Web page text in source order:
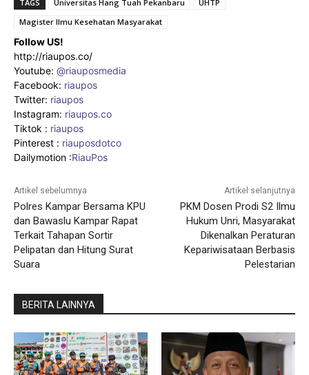
TAGS Universitas Hang Tuah Pekanbaru
UHTP
Magister Ilmu Kesehatan Masyarakat
Follow US!
http://riaupos.co/
Youtube: @riauposmedia
Facebook: riaupos
Twitter: riaupos
Instagram: riaupos.co
Tiktok : riaupos
Pinterest : riauposdotco
Dailymotion :RiauPos
Artikel sebelumnya
Polres Kampar Bersama KPU
dan Bawaslu Kampar Rapat
Terkait Tahapan Sortir
Pelipatan dan Hitung Surat
Suara
Artikel selanjutnya
PKM Dosen Prodi S2 Ilmu
Hukum Unri, Masyarakat
Dikenalkan Peraturan
Kepariwisataan Berbasis
Pelestarian
BERITA LAINNYA